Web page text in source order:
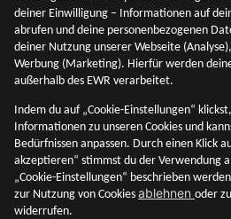
Mehr entdecken
Adresse & Kontakt